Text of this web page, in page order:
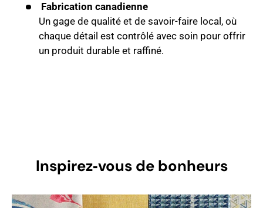
Fabrication canadienne
Un gage de qualité et de savoir-faire local, où
chaque détail est contrôlé avec soin pour offrir
un produit durable et raffiné.
Inspirez‑vous de bonheurs